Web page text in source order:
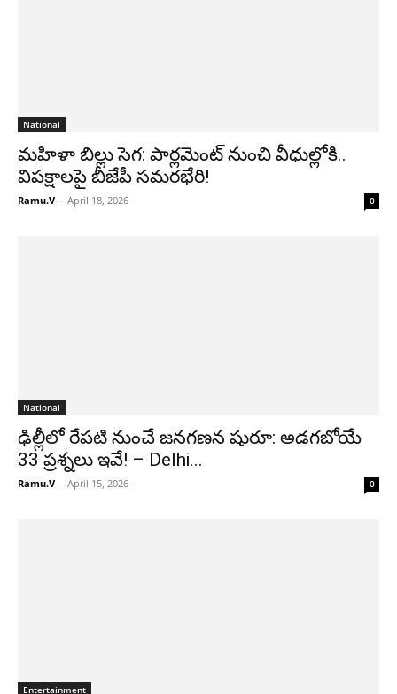
National
మహిళా బిల్లు సెగ: పార్లమెంట్ నుంచి వీధుల్లోకి..
విపక్షాలపై బీజేపీ సమరభేరి!
Ramu.V - April 18, 2026 0
National
ఢిల్లీలో రేపటి నుంచే జనగణన షురూ: అడగబోయే
33 ప్రశ్నలు ఇవే! – Delhi...
Ramu.V - April 15, 2026 0
Entertainment